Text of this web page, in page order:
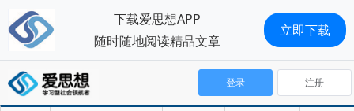
登录 注册
下载爱思想APP
随时随地阅读精品文章
立即下载